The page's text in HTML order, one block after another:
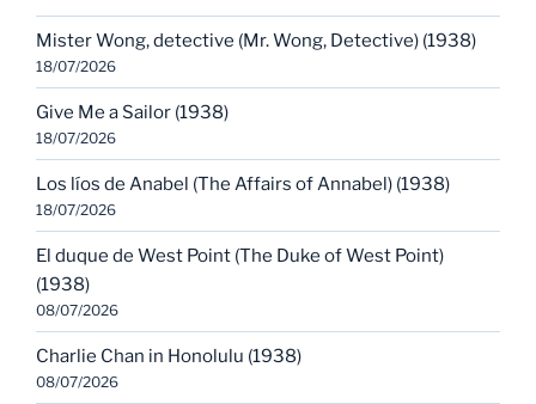
Mister Wong, detective (Mr. Wong, Detective) (1938)
18/07/2026
Give Me a Sailor (1938)
18/07/2026
Los líos de Anabel (The Affairs of Annabel) (1938)
18/07/2026
El duque de West Point (The Duke of West Point)
(1938)
08/07/2026
Charlie Chan in Honolulu (1938)
08/07/2026